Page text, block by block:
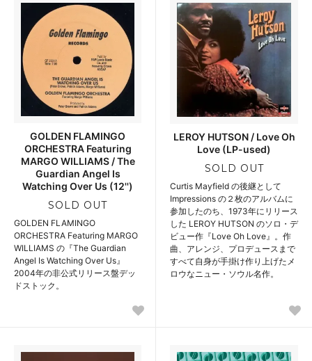
GOLDEN FLAMINGO
ORCHESTRA Featuring
MARGO WILLIAMS / The
Guardian Angel Is
Watching Over Us (12'')
SOLD OUT
GOLDEN FLAMINGO
ORCHESTRA Featuring MARGO
WILLIAMS の『The Guardian
Angel Is Watching Over Us』
2004年の非公式リリース盤デッ
ドストック。
LEROY HUTSON / Love Oh
Love (LP-used)
SOLD OUT
Curtis Mayfield の後継として
Impressions の２枚のアルバムに
参加したのち、1973年にリリース
した LEROY HUTSON のソロ・デ
ビュー作『Love Oh Love』。作
曲、アレンジ、プロデュースまで
すべて自身が手掛け作り上げたメ
ロウなニュー・ソウル名作。